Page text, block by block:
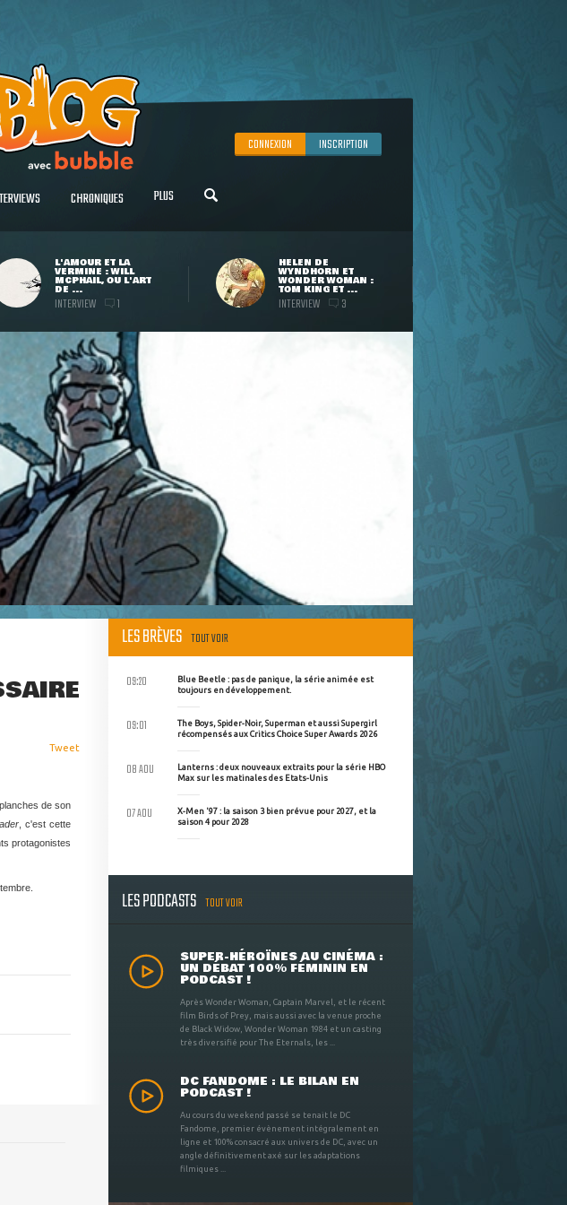
CONNEXION INSCRIPTION
CHRONIQUES PLUS
L'AMOUR ET LA
VERMINE : WILL
MCPHAIL, OU L'ART
DE ...
INTERVIEW 1
HELEN DE
WYNDHORN ET
WONDER WOMAN :
TOM KING ET ...
INTERVIEW 3
Tweet
de son
, c'est cette
protagonistes
LES BRÈVES TOUT VOIR
Blue Beetle : pas de panique, la série animée est
toujours en développement.
09:20
The Boys, Spider-Noir, Superman et aussi Supergirl
récompensés aux Critics Choice Super Awards 2026
09:01
Lanterns : deux nouveaux extraits pour la série HBO
Max sur les matinales des Etats-Unis
08 AOU
X-Men '97 : la saison 3 bien prévue pour 2027, et la
saison 4 pour 2028
07 AOU
LES PODCASTS TOUT VOIR
SUPER-HÉROÏNES AU CINÉMA :
UN DÉBAT 100% FÉMININ EN
PODCAST !
Après Wonder Woman, Captain Marvel, et le récent
film Birds of Prey, mais aussi avec la venue proche
de Black Widow, Wonder Woman 1984 et un casting
très diversifié pour The Eternals, les ...
DC FANDOME : LE BILAN EN
PODCAST !
Au cours du weekend passé se tenait le DC
Fandome, premier évènement intégralement en
ligne et 100% consacré aux univers de DC, avec un
angle définitivement axé sur les adaptations
filmiques ...